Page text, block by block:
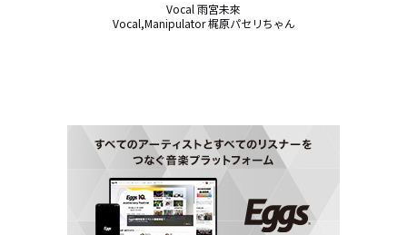
Vocal 雨宮未來
Vocal,Manipulator 梶原パセリちゃん